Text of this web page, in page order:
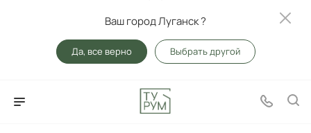
Ваш город Луганск ?
Да, все верно Выбрать другой